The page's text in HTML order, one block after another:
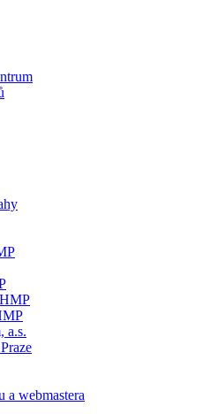
a.s.
a webmastera